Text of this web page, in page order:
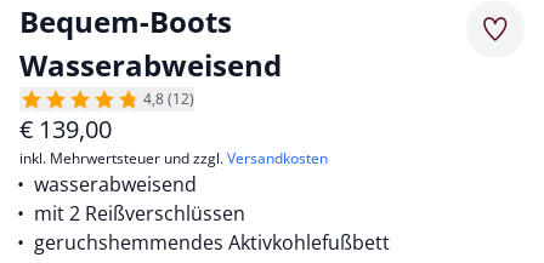
Bequem-Boots
Wasserabweisend
4,8 (12)
€ 139,00
inkl. Mehrwertsteuer und zzgl.Versandkosten
wasserabweisend
mit 2 Reißverschlüssen
geruchshemmendes Aktivkohlefußbett